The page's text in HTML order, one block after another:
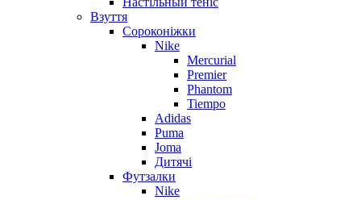
Взуття
Сороконіжки
Nike
Mercurial
Premier
Phantom
Tiempo
Adidas
Puma
Joma
Дитячі
Футзалки
Nike